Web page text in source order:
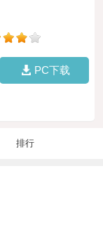
PC下载
排行